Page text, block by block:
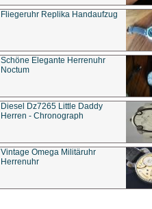
Fliegeruhr Replika Handaufzug
Schöne Elegante Herrenuhr
Noctum
Diesel Dz7265 Little Daddy
Herren - Chronograph
Vintage Omega Militäruhr
Herrenuhr